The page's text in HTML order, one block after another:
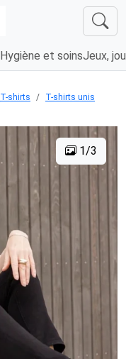
Hygiène et soinsJeux,
T-shirts T-shirts unis
1/3